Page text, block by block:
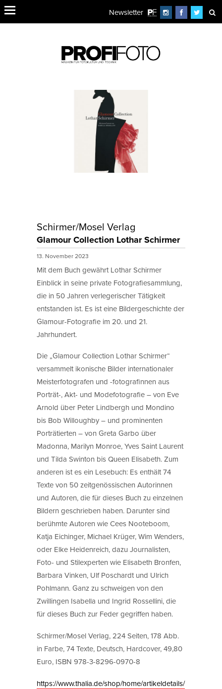
Newsletter
Schirmer/Mosel Verlag
Glamour Collection Lothar Schirmer
13. November 2023
Mit dem Buch gewährt Lothar Schirmer
Einblick in seine private Fotografiesammlung,
die in 50 Jahren verlegerischer Tätigkeit
entstanden ist. Es ist eine Bildergeschichte der
Glamour-Fotografie im 20. und 21.
Jahrhundert.
Die „Glamour Collection Lothar Schirmer“
versammelt ikonische Bilder internationaler
Meisterfotografen und -fotografinnen aus
Porträt-, Akt- und Modefotografie – von Eve
Arnold über Peter Lindbergh und Mondino
bis Bob Willoughby – und prominenten
Porträtierten – von Greta Garbo über
Madonna, Marilyn Monroe, Yves Saint Laurent
und Tilda Swinton bis Queen Elisabeth. Zum
anderen ist es ein Lesebuch: Es enthält 74
Texte von 50 zeitgenössischen Autorinnen
und Autoren, die für dieses Buch zu einzelnen
Bildern geschrieben haben. Darunter sind
berühmte Autoren wie Cees Nooteboom,
Katja Eichinger, Michael Krüger, Wim Wenders,
oder Elke Heidenreich, dazu Journalisten,
Foto- und Stilexperten wie Elisabeth Bronfen,
Barbara Vinken, Ulf Poschardt und Ulrich
Pohlmann. Ganz zu schweigen von den
Zwillingen Isabella und Ingrid Rossellini, die
für dieses Buch zur Feder gegriffen haben.
Schirmer/Mosel Verlag, 224 Seiten, 178 Abb.
in Farbe, 74 Texte, Deutsch, Hardcover, 49,80
Euro, ISBN 978-3-8296-0970-8
https://www.thalia.de/shop/home/artikeldetails/